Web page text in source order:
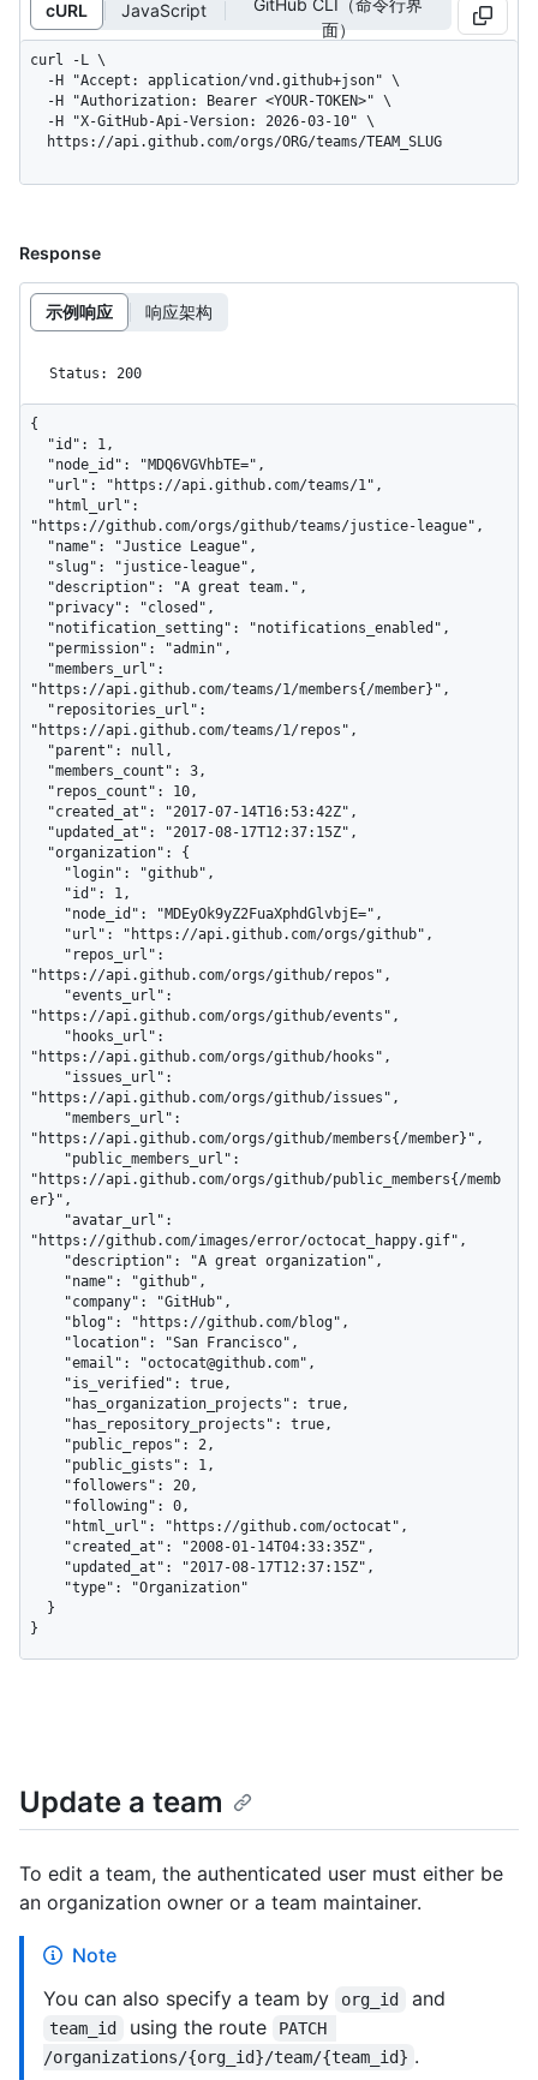
cURL JavaScript
面）
curl -L \
  https://api.github.com/orgs/ORG/teams/TEAM_SLUG
Response
示例响应 响应架构
Status: 200
{
"https://github.com/orgs/github/teams/justice-league",
"https://api.github.com/teams/1/members{/member}",
"https://api.github.com/teams/1/repos",
"https://api.github.com/orgs/github/repos",
"https://api.github.com/orgs/github/events",
"https://api.github.com/orgs/github/hooks",
"https://api.github.com/orgs/github/issues",
"https://api.github.com/orgs/github/members{/member}",
"https://api.github.com/orgs/github/public_members{/memb
er}",
"https://github.com/images/error/octocat_happy.gif",
}
Update a team
To edit a team, the authenticated user must either be
an organization owner or a team maintainer.
Note
You can also specify a team by
org_id and
team_id using the route
PATCH
/organizations/{org_id}/team/{team_id} .